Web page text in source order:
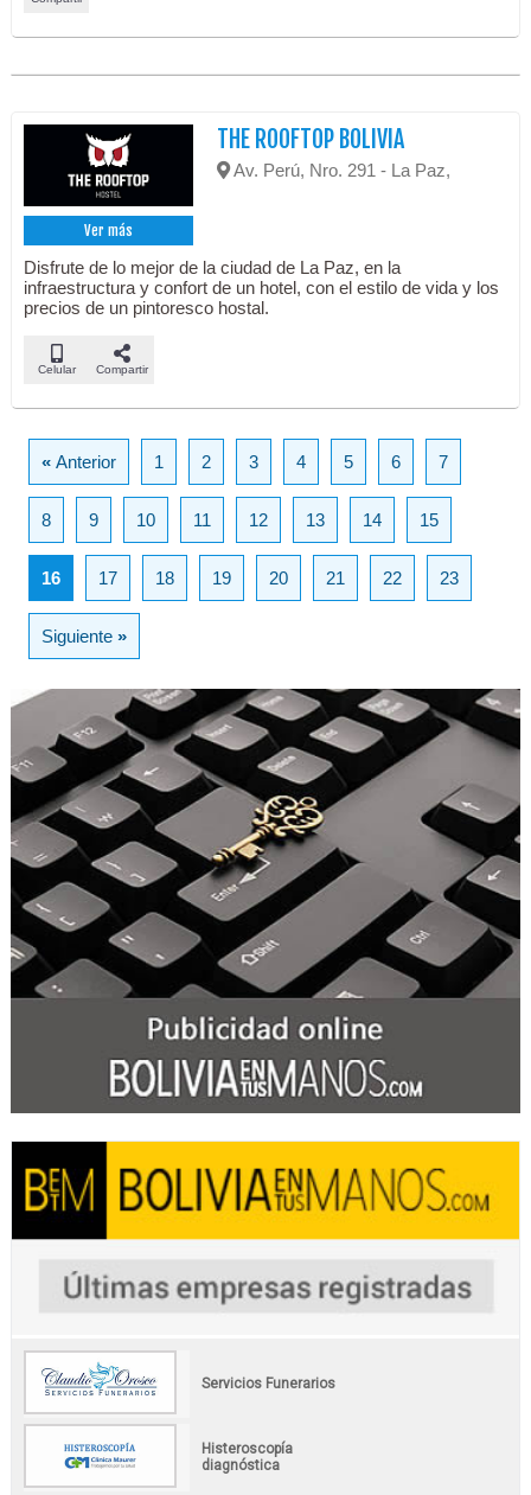
Ver más
THE ROOFTOP BOLIVIA
Av. Perú, Nro. 291 - La Paz,
Disfrute de lo mejor de la ciudad de La Paz, en la
infraestructura y confort de un hotel, con el estilo de vida y los
precios de un pintoresco hostal.
Celular Compartir
«Anterior 1 2 3 4 5 6 7
8 9 10 11 12 13 14 15
16 17 18 19 20 21 22 23
Siguiente»
Servicios Funerarios
Histeroscopía
diagnóstica